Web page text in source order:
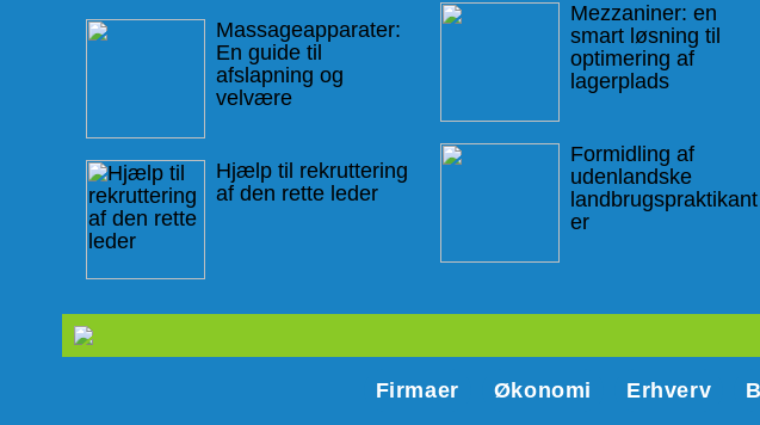
Massageapparater:
En guide til
afslapning og
velvære
Hjælp til rekruttering
af den rette leder
Mezzaniner: en
smart løsning til
optimering af
lagerplads
Formidling af
udenlandske
landbrugspraktikant
er
Firmaer Økonomi Erhverv